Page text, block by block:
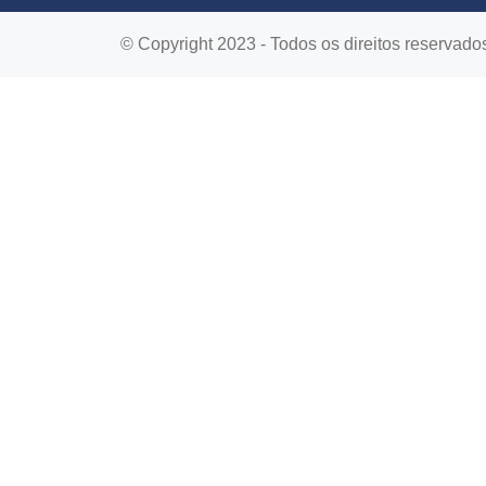
© Copyright 2023 - Todos os direitos